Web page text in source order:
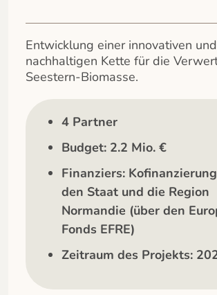
Entwicklung einer innovativen und
nachhaltigen Kette für die
Seestern-Biomasse.
4 Partner
Budget: 2.2 Mio. €
Finanziers:
den Staat und die Region
Normandie (über den
Fonds EFRE)
Zeitraum des Projekts: